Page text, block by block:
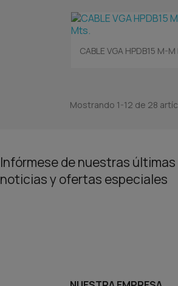
Vista
CABLE VGA HPDB15 M-
Mostrando 1-12 de 28
Infórmese de nuestras últimas
noticias y ofertas especiales